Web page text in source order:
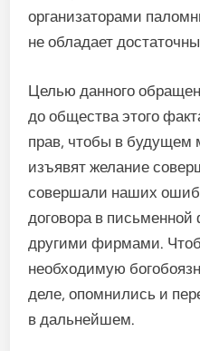
организаторами
не обладает
Целью данного
до общества этого
прав, чтобы в будущем
изъявят желание
совершали наших
договора в
другими фирмами.
необходимую
деле, опомнились и
в дальнейшем.